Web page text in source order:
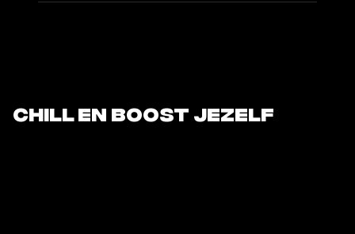
Chill en boost jezelf